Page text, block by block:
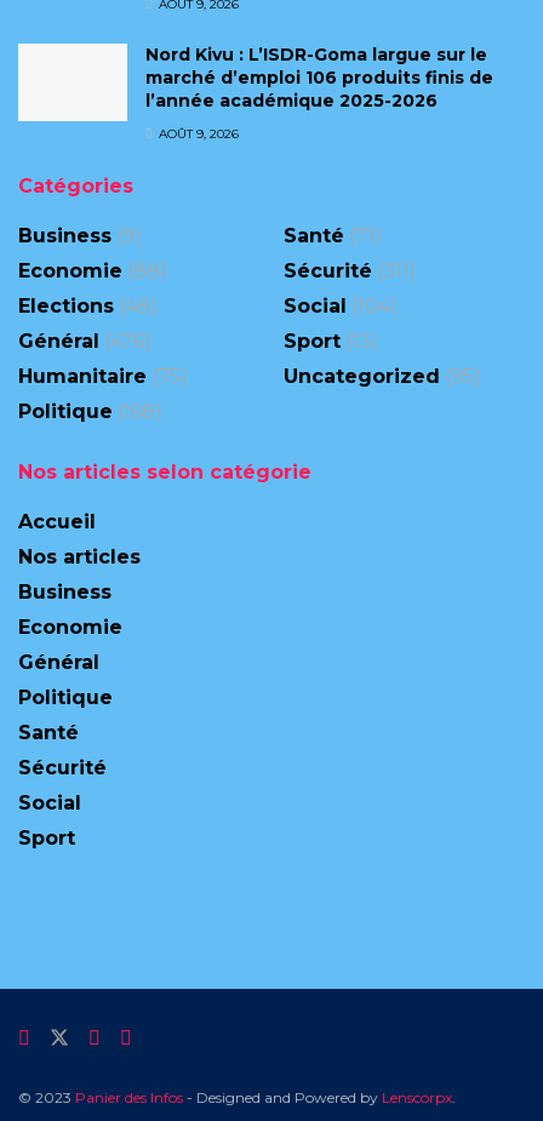
AOÛT 9, 2026
Nord Kivu : L’ISDR-Goma largue sur le
marché d’emploi 106 produits finis de
l’année académique 2025-2026
AOÛT 9, 2026
Catégories
Business (9)
Economie (88)
Elections (48)
Général (476)
Humanitaire (75)
Politique (168)
Santé (71)
Sécurité (311)
Social (104)
Sport (13)
Uncategorized (95)
Nos articles selon catégorie
Accueil
Nos articles
Business
Economie
Général
Politique
Santé
Sécurité
Social
Sport
© 2023 Panier des Infos - Designed and Powered by Lenscorpx